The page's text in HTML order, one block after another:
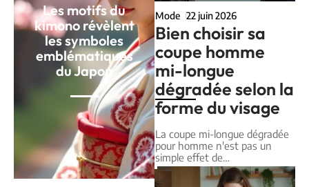
Les motifs du
kimono révèlent
les symboles
emblématiques
du Japon
Mode 22 juin 2026
Bien choisir sa
coupe homme
mi-longue
dégradée selon la
forme du visage
La coupe mi-longue dégradée
pour homme n'est pas un
simple effet de…